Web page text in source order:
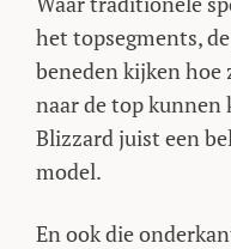
het topsegments,
beneden kijken hoe
naar de top
Blizzard juist een
model.
En ook die